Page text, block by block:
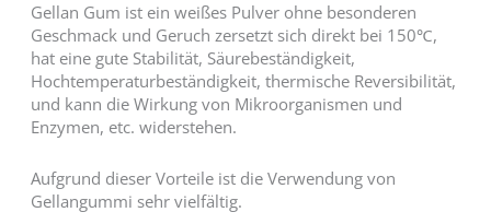
Gellan Gum ist ein weißes Pulver ohne besonderen
Geschmack und Geruch zersetzt sich direkt bei 150℃,
hat eine gute Stabilität, Säurebeständigkeit,
Hochtemperaturbeständigkeit, thermische Reversibilität,
und kann die Wirkung von Mikroorganismen und
Enzymen, etc. widerstehen.
Aufgrund dieser Vorteile ist die Verwendung von
Gellangummi sehr vielfältig.